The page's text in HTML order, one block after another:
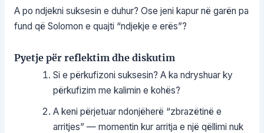
A po ndjekni suksesin e duhur? Ose jeni kapur në garën pa
fund që Solomon e quajti “ndjekje e erës”?
Pyetje për reflektim dhe diskutim
Si e përkufizoni suksesin? A ka ndryshuar ky
përkufizim me kalimin e kohës?
A keni përjetuar ndonjëherë “zbrazëtinë e
arritjes” — momentin kur arritja e një qëllimi nuk